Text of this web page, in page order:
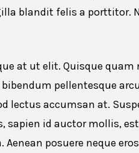
blandit felis a porttitor.
at ut elit. Quisque quam
pellentesque
lectus accumsan at.
sapien id auctor mollis,
posuere neque